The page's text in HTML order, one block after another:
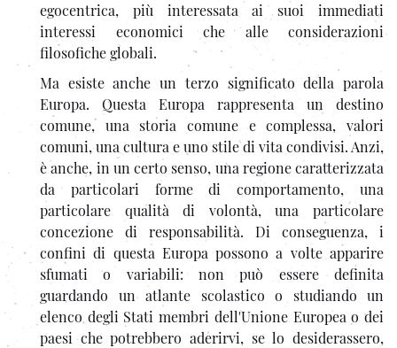
egocentrica, più interessata ai suoi immediati
interessi economici che alle considerazioni
filosofiche globali.
Ma esiste anche un terzo significato della parola
Europa. Questa Europa rappresenta un destino
comune, una storia comune e complessa, valori
comuni, una cultura e uno stile di vita condivisi. Anzi,
è anche, in un certo senso, una regione caratterizzata
da particolari forme di comportamento, una
particolare qualità di volontà, una particolare
concezione di responsabilità. Di conseguenza, i
confini di questa Europa possono a volte apparire
sfumati o variabili: non può essere definita
guardando un atlante scolastico o studiando un
elenco degli Stati membri dell'Unione Europea o dei
paesi che potrebbero aderirvi, se lo desiderassero,